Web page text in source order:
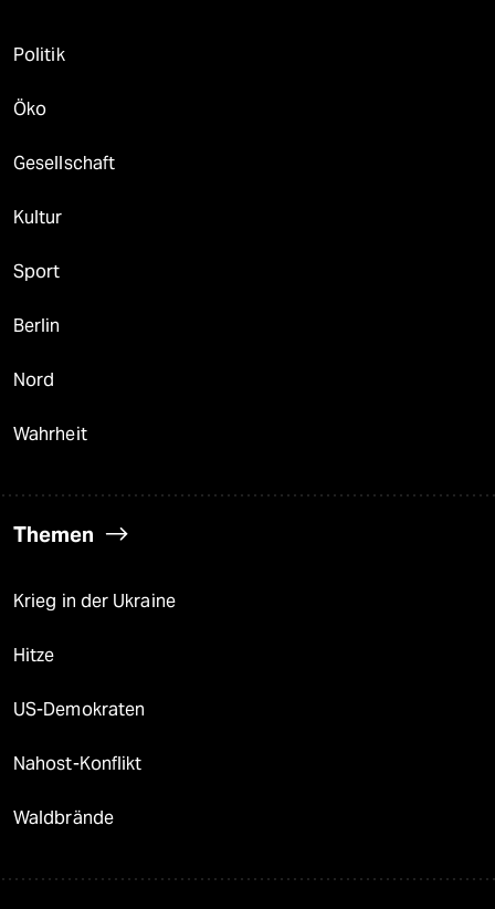
Politik
Öko
Gesellschaft
Kultur
Sport
Berlin
Nord
Wahrheit
Themen
Krieg in der Ukraine
Hitze
US-Demokraten
Nahost-Konflikt
Waldbrände